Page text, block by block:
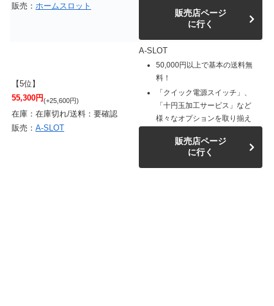
販売： ホームスロット
販売店ページ
に行く
【5位】
55,300円(+25,600円)
在庫：在庫切れ/送料：要確認
販売： A-SLOT
A-SLOT
50,000円以上で基本の送料無
料！
「クイック電源スイッチ」、
「十円玉加工サービス」など
様々なオプションを取り揃え
販売店ページ
に行く